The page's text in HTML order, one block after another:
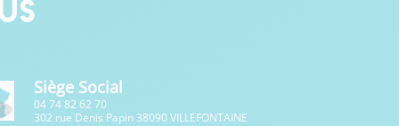
Siège Social
04 74 82 62 70
302 rue Denis Papin 38090 VILLEFONTAINE